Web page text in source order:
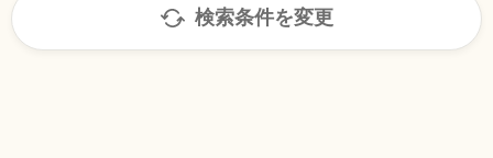
検索条件を変更